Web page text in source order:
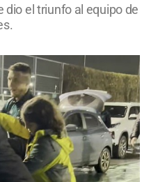
dio el triunfo al equipo de